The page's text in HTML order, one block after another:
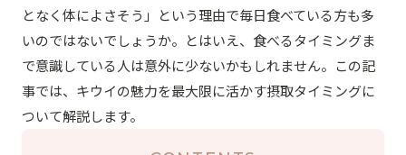
となく体によさそう」という理由で毎日食べている方も多
いのではないでしょうか。とはいえ、食べるタイミングま
で意識している人は意外に少ないかもしれません。この記
事では、キウイの魅力を最大限に活かす摂取タイミングに
ついて解説します。